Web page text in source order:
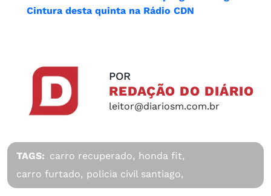
Cintura desta quinta na Rádio CDN
POR
REDAÇÃO DO DIÁRIO
leitor@diariosm.com.br
TAGS: carro recuperado, honda fit,
carro furtado, policia civil santiago,